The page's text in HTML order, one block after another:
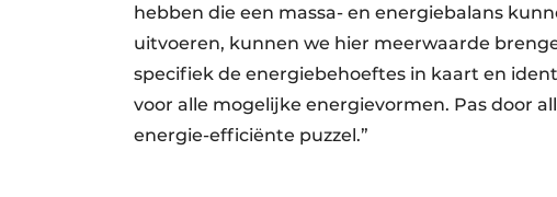
hebben die een massa- en energie­­balans
uitvoeren, kunnen we hier meerwaarde
specifiek de energiebehoeftes in kaart en
voor alle mogelijke energievormen. Pas door
energie-efficiënte puzzel.”